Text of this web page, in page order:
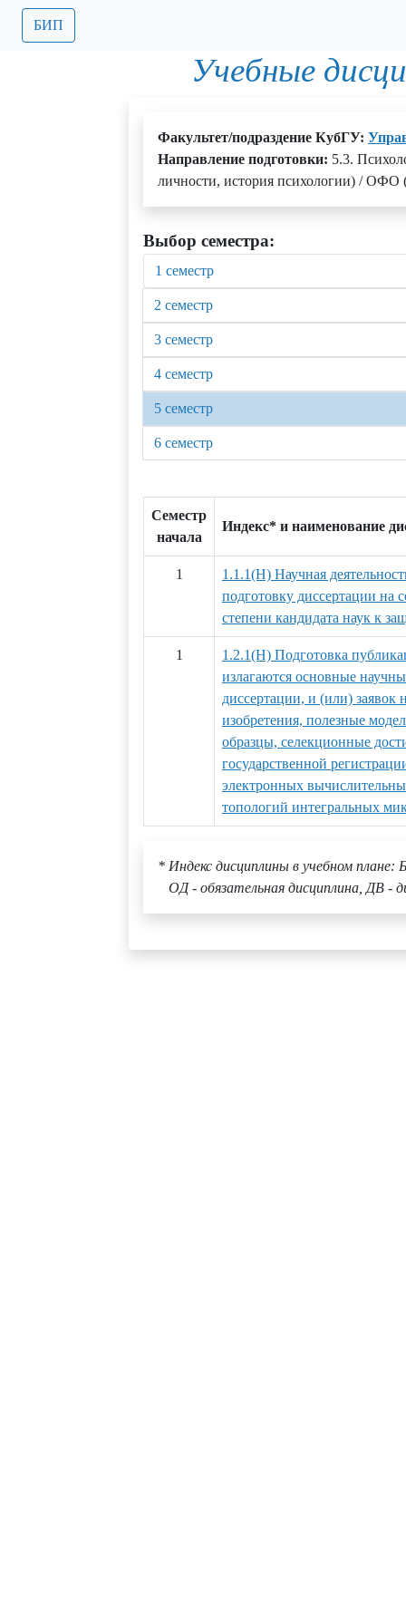
БИП
Учебные
Факультет/подраздение КубГУ:
Направление подготовки: 5.3.
личности, история психологии) / ОФО
Выбор семестра:
1 семестр
2 семестр
3 семестр
4 семестр
5 семестр
6 семестр
Семестр
начала
Индекс* и наименование
1
1.1.1(Н) Научная
подготовку диссертации на
степени кандидата наук к
1
1.2.1(Н) Подготовка
излагаются основные
диссертации, и (или) заявок
изобретения, полезные
образцы, селекционные
государственной
электронных
топологий интегральных
* Индекс дисциплины в учебном плане:
ОД - обязательная дисциплина, ДВ -